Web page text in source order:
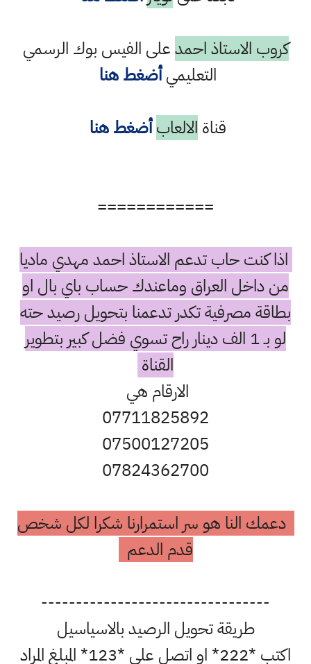
كروب الاستاذ احمدعلى الفيس بوك الرسمي
التعليميأضغط هنا
قناة الالعاب أضغط هنا
============
اذا كنت حاب تدعم الاستاذ احمد مهدي ماديا
من داخل العراق وماعندك حساب باي بال او
بطاقة مصرفية تكدر تدعمنا بتحويل رصيد حته
لو بـ 1 الف دينار راح تسوي فضل كبير بتطوير
القناة
الارقام هي
07711825892
07500127205
07824362700
دعمك النا هو سر استمرارنا شكرا لكل شخص
قدم الدعم
---------------------------------
طريقة تحويل الرصيد بالاسياسيل
اكتب *222* او اتصل على *123* المبلغ المراد